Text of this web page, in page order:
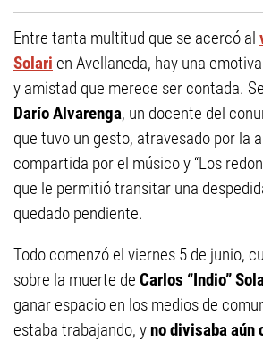
Entre tanta multitud que se acercó al
Solari en Avellaneda, hay una
y amistad que merece ser contada.
Darío Alvarenga, un docente del
que tuvo un gesto, atravesado por la
compartida por el músico y “Los
que le permitió transitar una
quedado pendiente.
Todo comenzó el viernes 5 de junio,
sobre la muerte de Carlos “Indio”
ganar espacio en los medios de
estaba trabajando, yno divisaba aún